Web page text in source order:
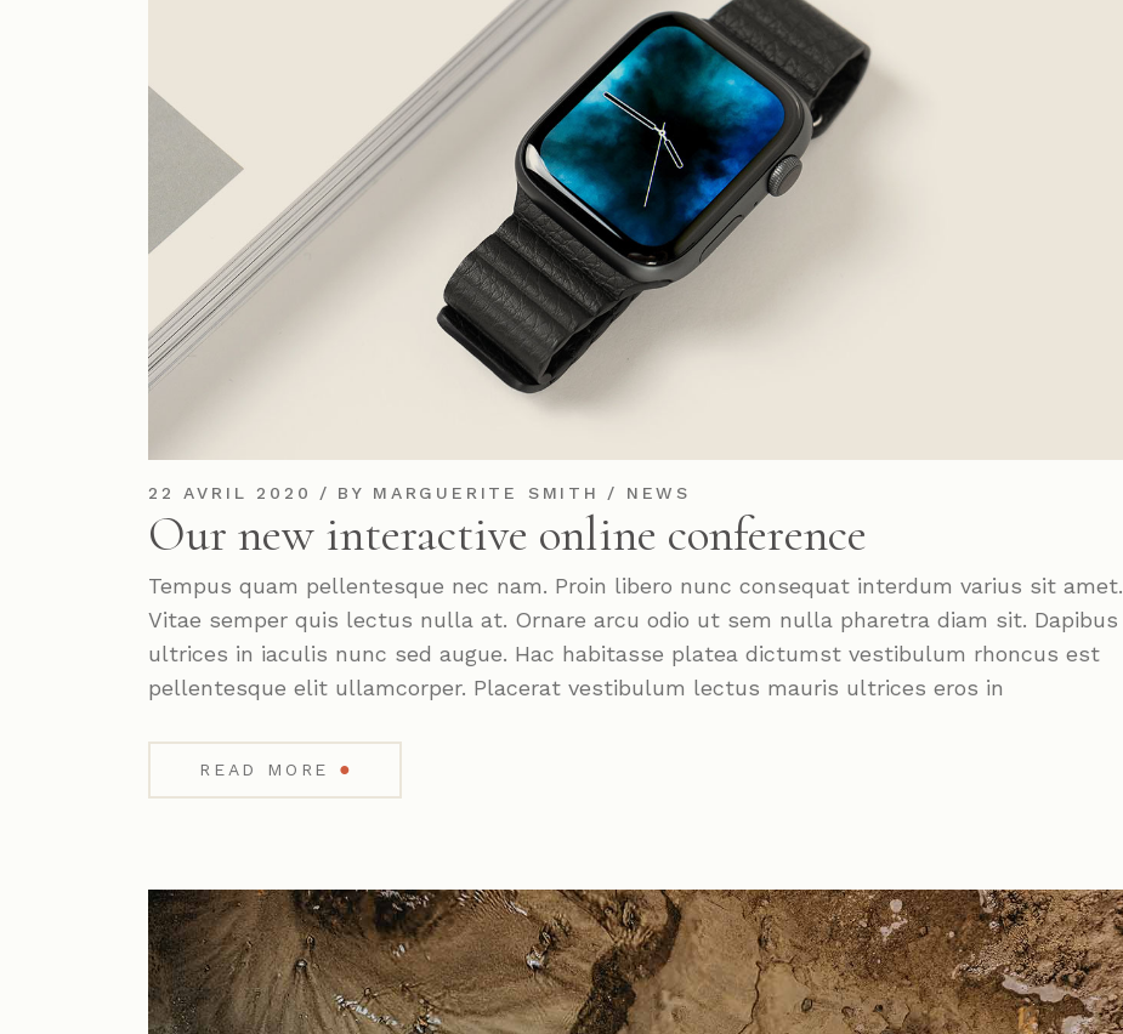
22 AVRIL 2020 BY MARGUERITE SMITH NEWS
Our new interactive online conference
Tempus quam pellentesque nec nam. Proin libero nunc consequat interdum varius sit amet.
Vitae semper quis lectus nulla at. Ornare arcu odio ut sem nulla pharetra diam sit. Dapibus
ultrices in iaculis nunc sed augue. Hac habitasse platea dictumst vestibulum rhoncus est
pellentesque elit ullamcorper. Placerat vestibulum lectus mauris ultrices eros in
READ MORE ●